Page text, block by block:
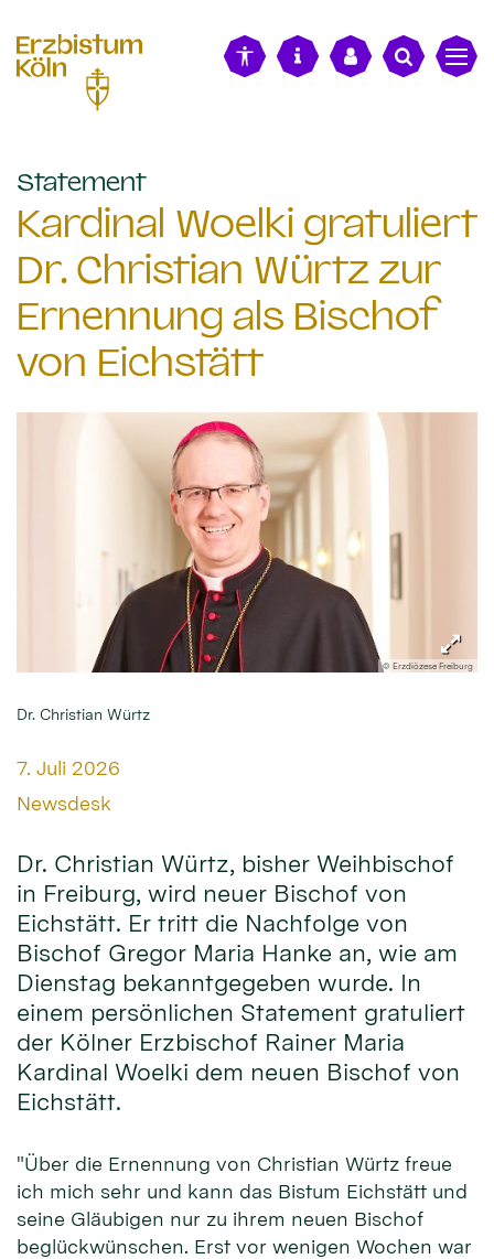
Statement:
Kardinal Woelki gratuliert
Dr. Christian Würtz zur
Ernennung als Bischof
von Eichstätt
© Erzdiözese Freiburg
Dr. Christian Würtz
Datum:
7. Juli 2026
Von:
Newsdesk
Dr. Christian Würtz, bisher Weihbischof
in Freiburg, wird neuer Bischof von
Eichstätt. Er tritt die Nachfolge von
Bischof Gregor Maria Hanke an, wie am
Dienstag bekanntgegeben wurde. In
einem persönlichen Statement gratuliert
der Kölner Erzbischof Rainer Maria
Kardinal Woelki dem neuen Bischof von
Eichstätt.
"Über die Ernennung von Christian Würtz freue
ich mich sehr und kann das Bistum Eichstätt und
seine Gläubigen nur zu ihrem neuen Bischof
beglückwünschen. Erst vor wenigen Wochen war